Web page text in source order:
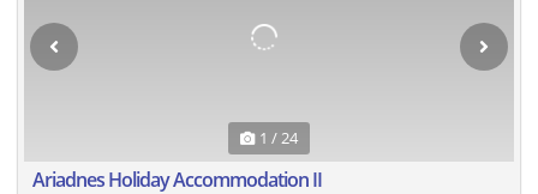
1 / 24
Ariadnes Holiday Accommodation II